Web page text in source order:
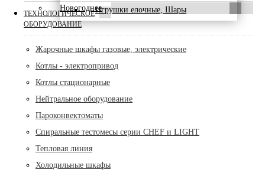
НовогоднееИгрушки елочные, Шары
ТЕХНОЛОГИЧЕСКОЕ
ОБОРУДОВАНИЕ
Жарочные шкафы газовые, электрические
Котлы - электропривод
Котлы стационарные
Нейтральное оборудование
Пароконвектоматы
Спиральные тестомесы серии CHEF и LIGHT
Тепловая линия
Холодильные шкафы